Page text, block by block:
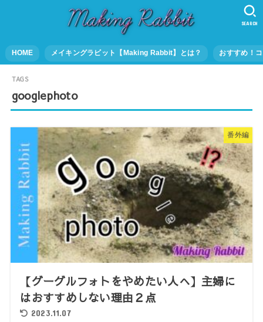
HOME メイキングラビット【Making Rabbit】とは？ おすすめ！
SEARCH
googlephoto
番外編
【グーグルフォトをやめたい人へ】主婦に
はおすすめしない理由２点
2023.11.07